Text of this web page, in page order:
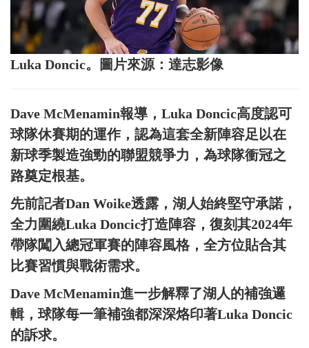
Luka Doncic。圖片來源：達志影像
Dave McMenamin報導，Luka Doncic高度認可
球隊休賽期的運作，認為這套全新陣容足以在
新球季製造強勁的聯盟競爭力，為球隊衝冠之
路奠定根基。
先前記者Dan Woike透露，湖人始終堅守承諾，
全力圍繞Luka Doncic打造陣容，復刻其2024年
帶隊闖入總冠軍賽的陣容風格，全方位貼合其
比賽習慣與戰術需求。
Dave McMenamin進一步解釋了湖人的補強邏
輯，球隊每一筆補強都深深烙印著Luka Doncic
的訴求。